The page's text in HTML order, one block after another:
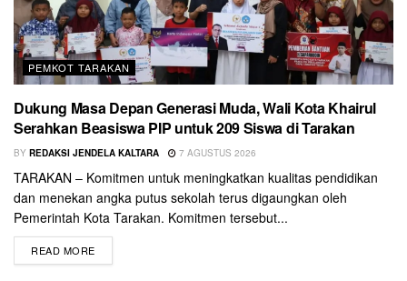
PEMKOT TARAKAN
Dukung Masa Depan Generasi Muda, Wali Kota Khairul
Serahkan Beasiswa PIP untuk 209 Siswa di Tarakan
BY REDAKSI JENDELA KALTARA 7 AGUSTUS 2026
TARAKAN – Komitmen untuk meningkatkan kualitas pendidikan
dan menekan angka putus sekolah terus digaungkan oleh
Pemerintah Kota Tarakan. Komitmen tersebut...
READ MORE